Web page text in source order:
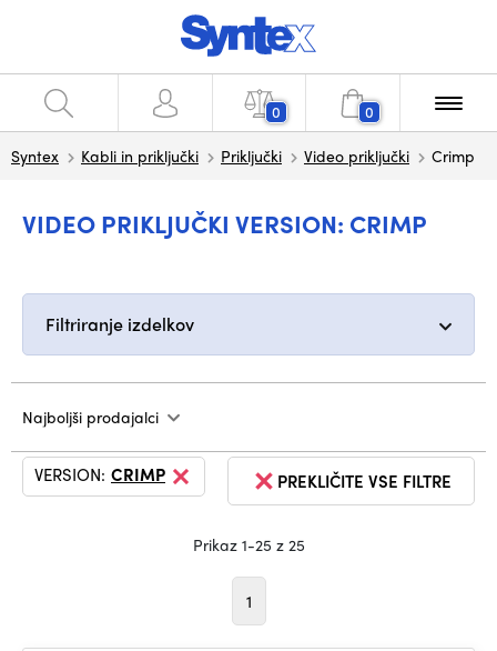
0 0
Syntex Kabli in priključki Priključki Video priključki Crimp
VIDEO PRIKLJUČKI VERSION: CRIMP
Filtriranje izdelkov
Najboljši prodajalci
PREKLIČITE VSE FILTRE
VERSION: CRIMP
Prikaz 1-25 z 25
1